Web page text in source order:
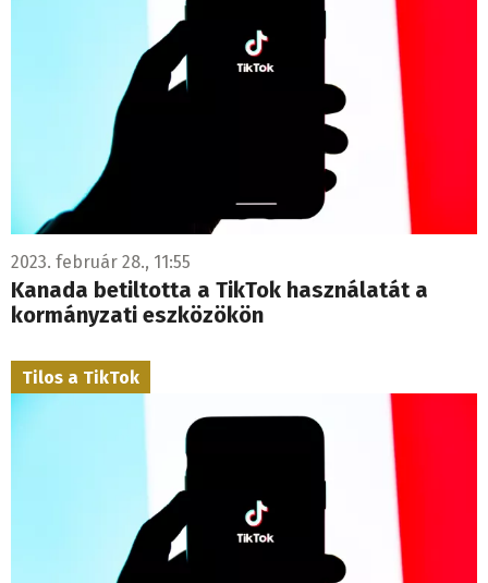
2023. február 28., 11:55
Kanada betiltotta a TikTok használatát a
kormányzati eszközökön
Tilos a TikTok